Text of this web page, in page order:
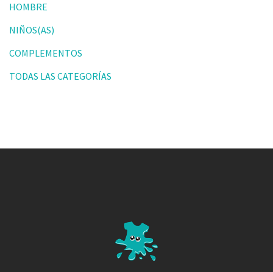
HOMBRE
NIÑOS(AS)
COMPLEMENTOS
TODAS LAS CATEGORÍAS